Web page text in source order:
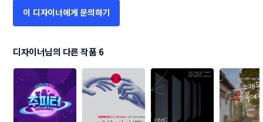
이 디자이너에게 문의하기
디자이너님의 다른 작품 6